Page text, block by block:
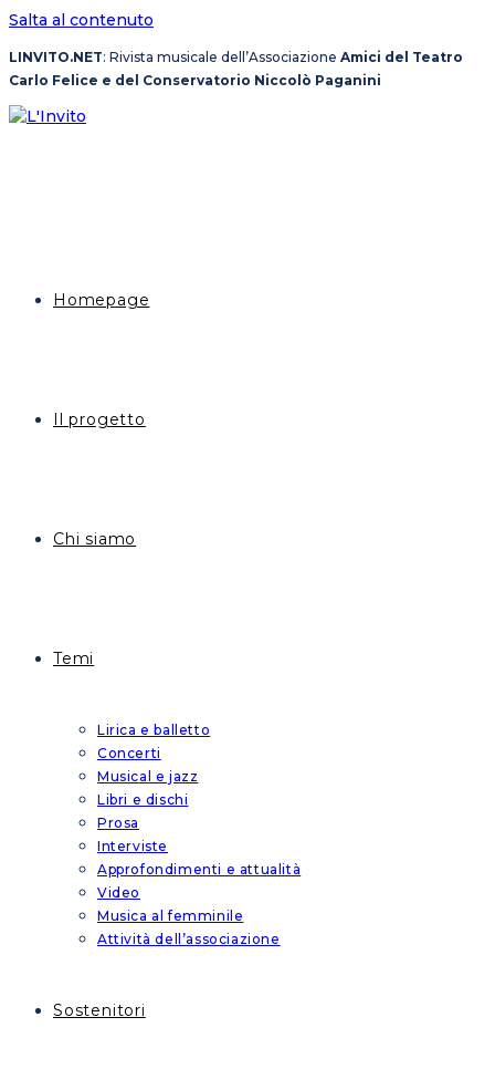
Salta al contenuto
LINVITO.NET: Rivista musicale dell’Associazione Amici del Teatro
Carlo Felice e del Conservatorio Niccolò Paganini
Homepage
Il progetto
Chi siamo
Temi
Lirica e balletto
Concerti
Musical e jazz
Libri e dischi
Prosa
Interviste
Approfondimenti e attualità
Video
Musica al femminile
Attività dell’associazione
Sostenitori